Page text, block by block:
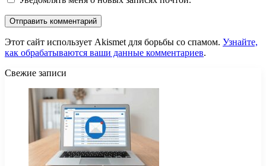
Этот сайт использует Akismet для борьбы со спамом. Узнайте,
как обрабатываются ваши данные комментариев.
Свежие записи